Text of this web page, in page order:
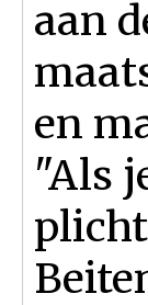
aan
en
"Als